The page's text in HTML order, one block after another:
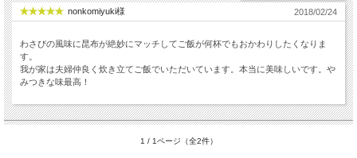
nonkomiyuki様 2018/02/24
わさびの風味に昆布が絶妙にマッチしてご飯が何杯でもおかわりしたくなりま
す。
我が家は夫婦仲良く炊き立てご飯でいただいています。本当に美味しいです。や
みつきな味最高！
1 / 1ページ（全2件）